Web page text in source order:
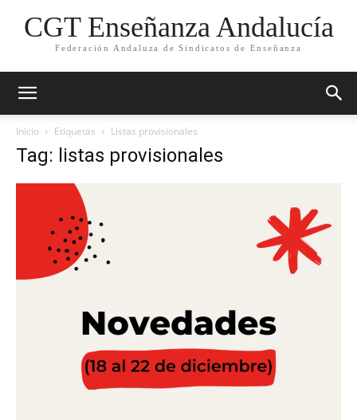
CGT Enseñanza Andalucía
Federación Andaluza de Sindicatos de Enseñanza
Inicio Etiquetas Listas provisionales
Tag: listas provisionales